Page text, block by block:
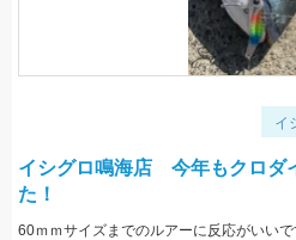
イ
イシグロ鳴海店 今年もクロダ
た！
60ｍｍサイズまでのルアーに反応がいいで